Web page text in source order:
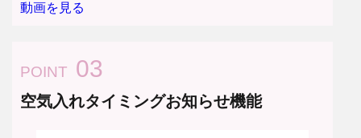
動画を見る
POINT 03
空気入れタイミングお知らせ機能